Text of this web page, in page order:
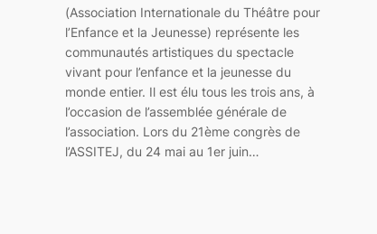
(Association Internationale du Théâtre pour
l’Enfance et la Jeunesse) représente les
communautés artistiques du spectacle
vivant pour l’enfance et la jeunesse du
monde entier. Il est élu tous les trois ans, à
l’occasion de l’assemblée générale de
l’association. Lors du 21ème congrès de
l’ASSITEJ, du 24 mai au 1er juin…